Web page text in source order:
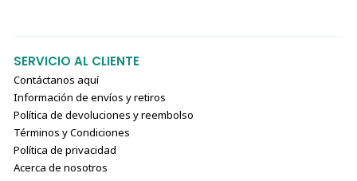
SERVICIO AL CLIENTE
Contáctanos aquí
Información de envíos y retiros
Política de devoluciones y reembolso
Términos y Condiciones
Política de privacidad
Acerca de nosotros